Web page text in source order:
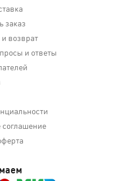
заказ
возврат
и ответы
соглашение